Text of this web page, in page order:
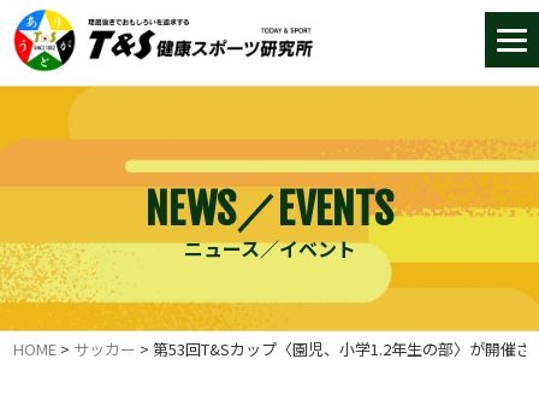
NEWS／EVENTS
ニュース／イベント
HOME > サッカー >第53回T&Sカップ〈園児、小学1.2年生の部〉が開催さ